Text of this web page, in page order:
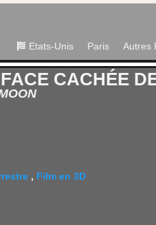
Etats-Unis Paris Autres
CACHÉE
, Film en 3D